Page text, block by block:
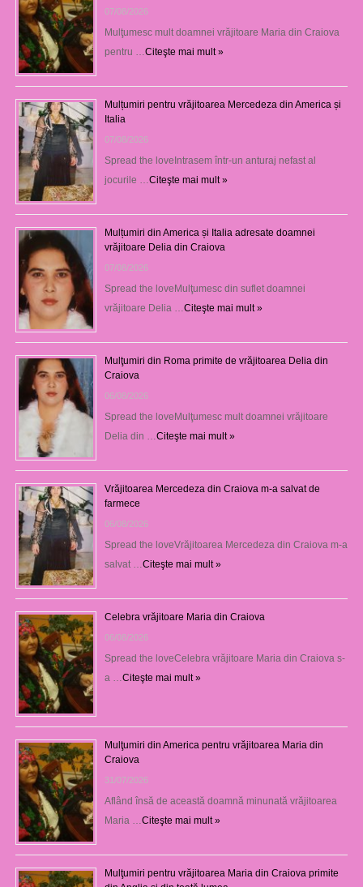
07/08/2026
Mulţumesc mult doamnei vrăjitoare Maria din Craiova
pentru … Citeşte mai mult »
Mulțumiri pentru vrăjitoarea Mercedeza din America și
Italia
07/08/2026
Spread the loveIntrasem într-un anturaj nefast al
jocurile … Citeşte mai mult »
Mulțumiri din America și Italia adresate doamnei
vrăjitoare Delia din Craiova
07/08/2026
Spread the loveMulţumesc din suflet doamnei
vrăjitoare Delia … Citeşte mai mult »
Mulţumiri din Roma primite de vrăjitoarea Delia din
Craiova
06/08/2026
Spread the loveMulţumesc mult doamnei vrăjitoare
Delia din … Citeşte mai mult »
Vrăjitoarea Mercedeza din Craiova m-a salvat de
farmece
06/08/2026
Spread the loveVrăjitoarea Mercedeza din Craiova m-a
salvat … Citeşte mai mult »
Celebra vrăjitoare Maria din Craiova
06/08/2026
Spread the loveCelebra vrăjitoare Maria din Craiova s-
a … Citeşte mai mult »
Mulţumiri din America pentru vrăjitoarea Maria din
Craiova
31/07/2026
Aflând însă de această doamnă minunată vrăjitoarea
Maria … Citeşte mai mult »
Mulţumiri pentru vrăjitoarea Maria din Craiova primite